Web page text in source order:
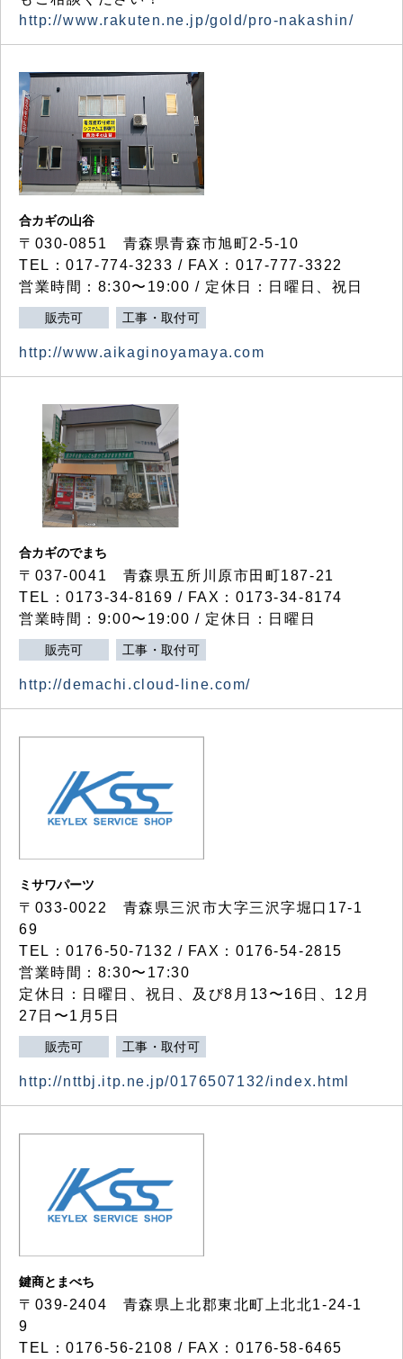
http://www.rakuten.ne.jp/gold/pro-nakashin/
合カギの山谷
〒030-0851 青森県青森市旭町2-5-10
TEL：017-774-3233 / FAX：017-777-3322
営業時間：8:30〜19:00 / 定休日：日曜日、祝日
販売可 工事・取付可
http://www.aikaginoyamaya.com
合カギのでまち
〒037-0041 青森県五所川原市田町187-21
TEL：0173-34-8169 / FAX：0173-34-8174
営業時間：9:00〜19:00 / 定休日：日曜日
販売可 工事・取付可
http://demachi.cloud-line.com/
ミサワパーツ
〒033-0022 青森県三沢市大字三沢字堀口17-1
69
TEL：0176-50-7132 / FAX：0176-54-2815
営業時間：8:30〜17:30
定休日：日曜日、祝日、及び8月13〜16日、12月
27日〜1月5日
販売可 工事・取付可
http://nttbj.itp.ne.jp/0176507132/index.html
鍵商とまべち
〒039-2404 青森県上北郡東北町上北北1-24-1
9
TEL：0176-56-2108 / FAX：0176-58-6465